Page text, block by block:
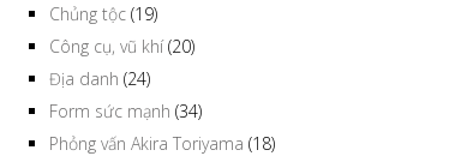
Chủng tộc (19)
Công cụ, vũ khí(20)
Địa danh (24)
Form sức mạnh (34)
Phỏng vấn Akira Toriyama (18)